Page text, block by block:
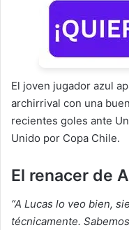
El joven jugador azul
archirrival con una
recientes goles ante
Unido por Copa Chile.
El renacer de
“A Lucas lo veo bien,
técnicamente.